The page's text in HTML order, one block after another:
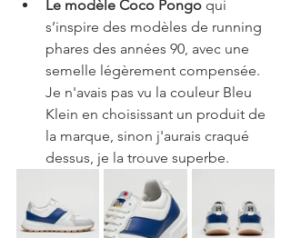
Le modèle Coco Pongo qui
s’inspire des modèles de running
phares des années 90, avec une
semelle légèrement compensée.
Je n'avais pas vu la couleur Bleu
Klein en choisissant un produit de
la marque, sinon j'aurais craqué
dessus, je la trouve superbe.